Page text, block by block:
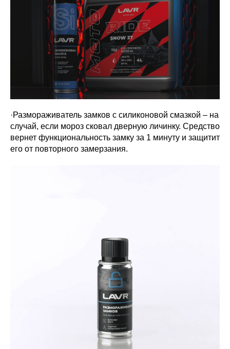
·Размораживатель замков с силиконовой смазкой – на
случай, если мороз сковал дверную личинку. Средство
вернет функциональность замку за 1 минуту и защитит
его от повторного замерзания.